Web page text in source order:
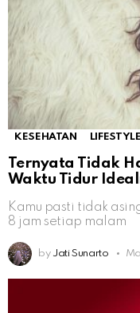
KESEHATAN LIFESTYLE
Ternyata Tidak
Waktu Tidur
Kamu pasti tidak
8 jam setiap malam
by Jati Sunarto